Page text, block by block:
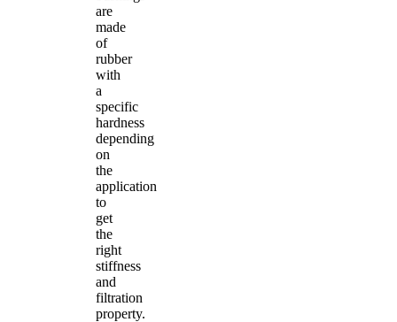
are
made
of
rubber
with
a
specific
hardness
depending
on
the
application
to
get
the
right
stiffness
and
filtration
property.